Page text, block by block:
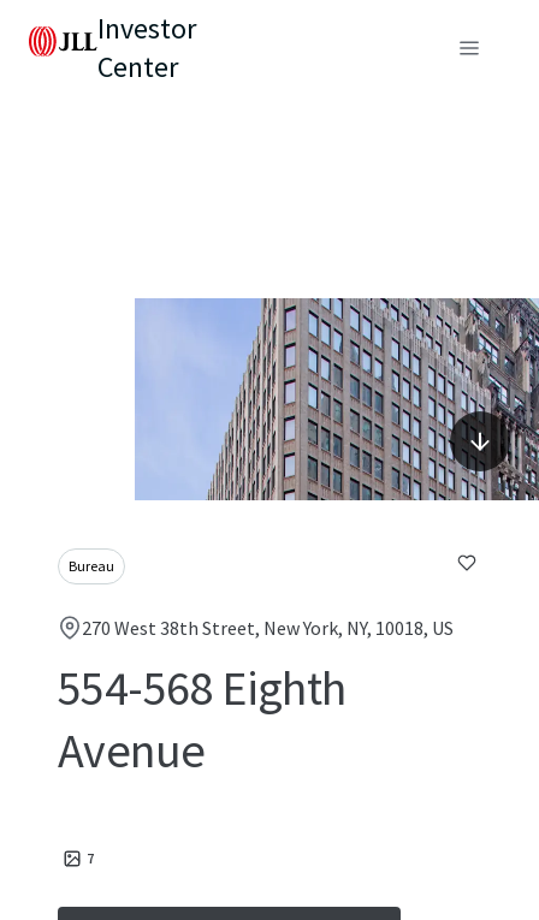
Investor
Center
Bureau
270 West 38th Street, New York, NY, 10018, US
554-568 Eighth
Avenue
7